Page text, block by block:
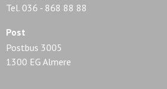
Tel. 036 - 868 88 88
Post
Postbus 3005
1300 EG Almere